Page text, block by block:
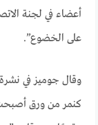
أعضاء في لجنة
على الخضوع”.
كنمر من ورق